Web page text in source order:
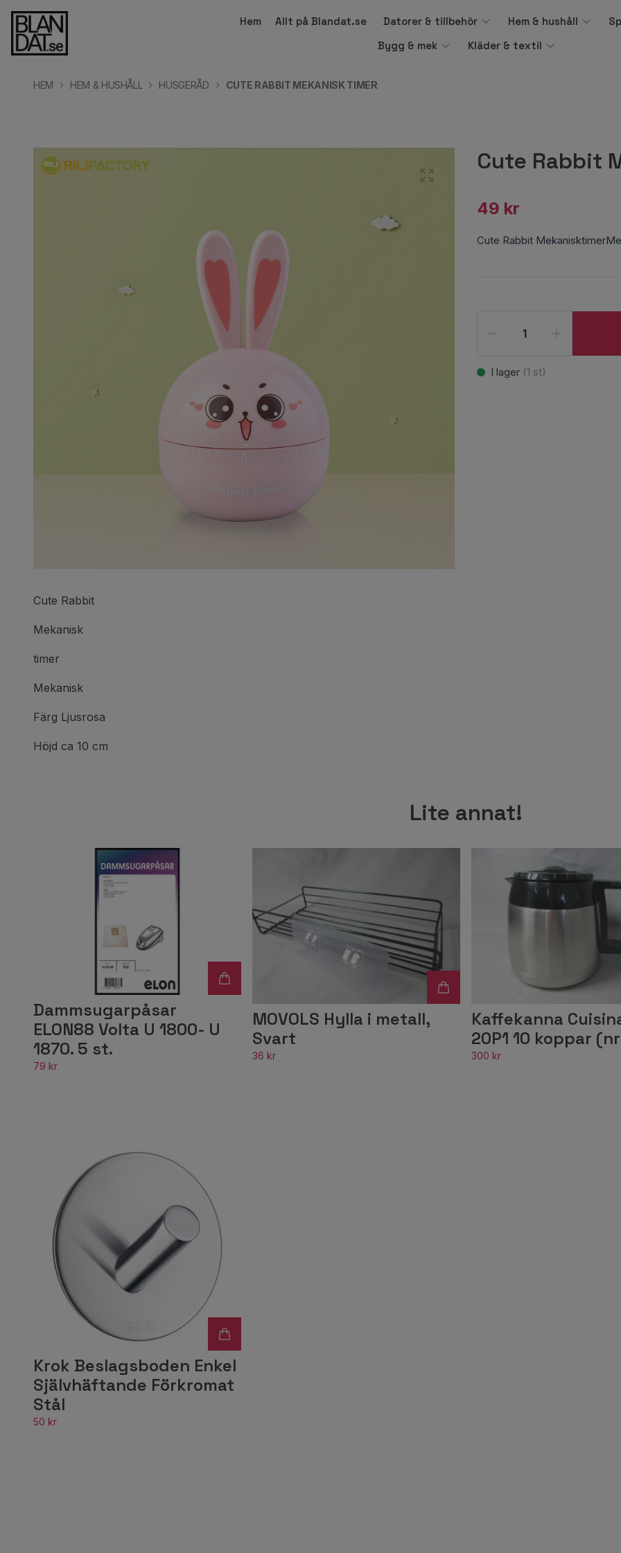
Hem Allt på Blandat.se Datorer & tillbehör Hem & hushåll
Bygg & mek
Kläder & textil
HEM HEM & HUSHÅLL HUSGERÅD CUTE RABBIT MEKANISK TIMER
Cute Rabbit
49 kr
Cute Rabbit
I lager (1 st)
Cute Rabbit
Mekanisk
timer
Mekanisk
Färg Ljusrosa
Höjd ca 10 cm
Lite annat!
Dammsugarpåsar
ELON88 Volta U 1800- U
1870. 5 st.
79 kr
MOVOLS Hylla i metall,
Svart
36 kr
Kaffekanna
20P1 10 koppar
300 kr
Krok Beslagsboden Enkel
Självhäftande Förkromat
Stål
50 kr